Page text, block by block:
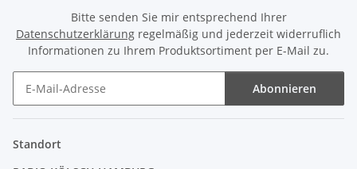
Bitte senden Sie mir entsprechend Ihrer
Datenschutzerklärung regelmäßig und jederzeit widerruflich
Informationen zu Ihrem Produktsortiment per E-Mail zu.
Abonnieren
Standort